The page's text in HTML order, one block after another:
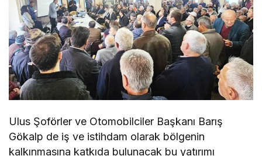
Ulus Şoförler ve Otomobilciler Başkanı Barış
Gökalp de iş ve istihdam olarak bölgenin
kalkınmasına katkıda bulunacak bu yatırımı